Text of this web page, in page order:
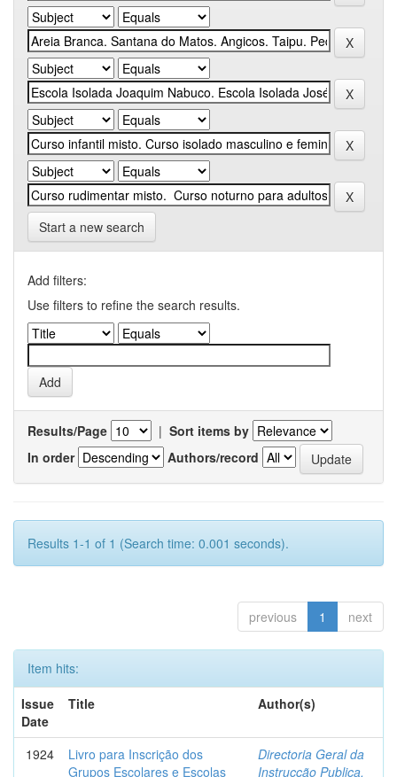
Start a new search
Add filters:
Use filters to refine the search results.
Results/Page | Sort items by
In order
Authors/record
Results 1-1 of 1 (Search time: 0.001 seconds).
previous 1 next
Item hits:
Issue
Date
Title Author(s)
1924
Livro para Inscrição dos
Grupos Escolares e Escolas
Directoria Geral da
Instrucção Publica,